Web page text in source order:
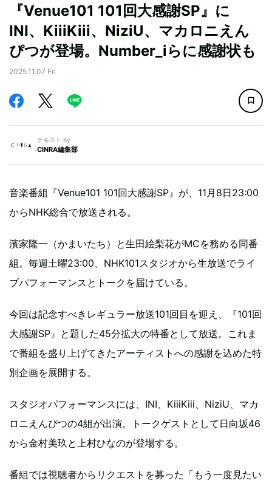
『Venue101 101回大感謝SP』に
INI、KiiiKiii、NiziU、マカロニえん
ぴつが登場。Number_iらに感謝状も
2025.11.07 Fri
テキスト by
CINRA編集部
音楽番組『Venue101 101回大感謝SP』が、11月8日23:00
からNHK総合で放送される。
濱家隆一（かまいたち）と生田絵梨花がMCを務める同番
組。毎週土曜23:00、NHK101スタジオから生放送でライ
ブパフォーマンスとトークを届けている。
今回は記念すべきレギュラー放送101回目を迎え、『101回
大感謝SP』と題した45分拡大の特番として放送。これま
で番組を盛り上げてきたアーティストへの感謝を込めた特
別企画を展開する。
スタジオパフォーマンスには、INI、KiiiKiii、NiziU、マカ
ロニえんぴつの4組が出演。トークゲストとして日向坂46
から金村美玖と上村ひなのが登場する。
番組では視聴者からリクエストを募った「もう一度見たい